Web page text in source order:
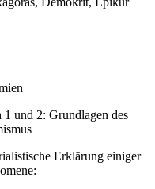
1 und 2: Grundlagen des
Erklärung einiger